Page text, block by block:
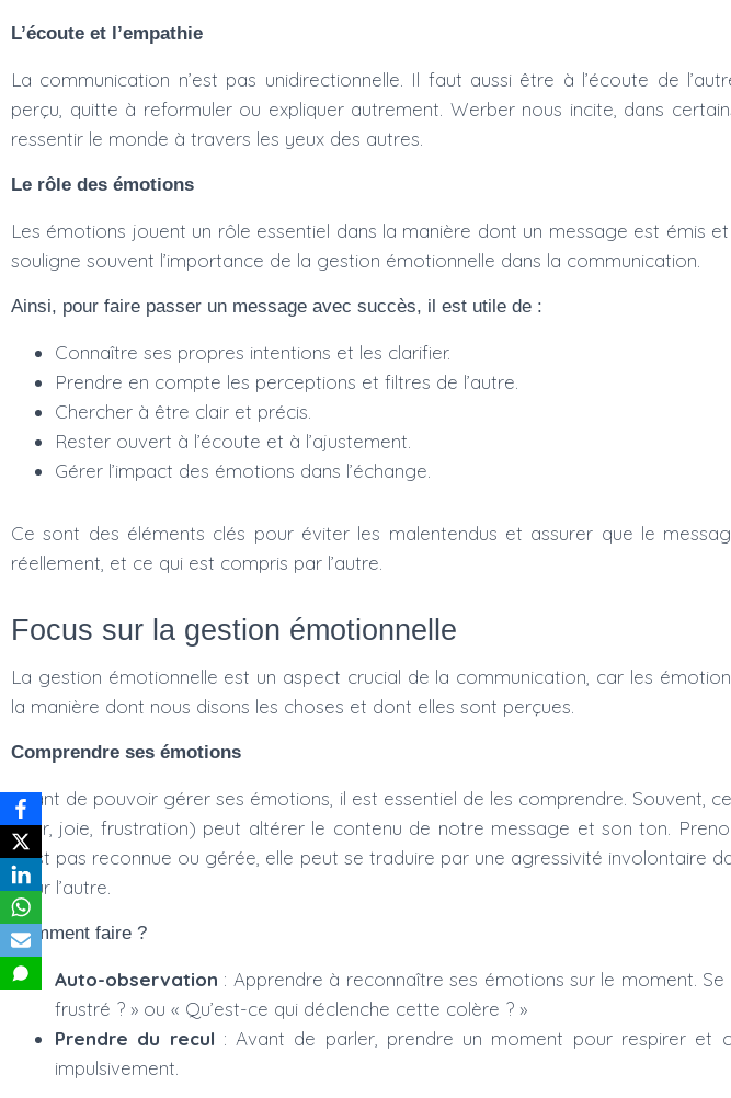
L’écoute et l’empathie
La communication n’est pas unidirectionnelle. Il faut aussi être à l’écoute de
perçu, quitte à reformuler ou expliquer autrement. Werber nous incite, dans
ressentir le monde à travers les yeux des autres.
Le rôle des émotions
Les émotions jouent un rôle essentiel dans la manière dont un message est émis
souligne souvent l’importance de la gestion émotionnelle dans la communication.
Ainsi, pour faire passer un message avec succès, il est utile de :
Connaître ses propres intentions et les clarifier.
Prendre en compte les perceptions et filtres de l’autre.
Chercher à être clair et précis.
Rester ouvert à l’écoute et à l’ajustement.
Gérer l’impact des émotions dans l’échange.
Ce sont des éléments clés pour éviter les malentendus et assurer que le
réellement, et ce qui est compris par l’autre.
Focus sur la gestion émotionnelle
La gestion émotionnelle est un aspect crucial de la communication, car les
la manière dont nous disons les choses et dont elles sont perçues.
Comprendre ses émotions
Avant de pouvoir gérer ses émotions, il est essentiel de les comprendre. Souvent,
peur, joie, frustration) peut altérer le contenu de notre message et son ton.
n’est pas reconnue ou gérée, elle peut se traduire par une agressivité involontaire
pour l’autre.
Comment faire ?
Auto-observation : Apprendre à reconnaître ses émotions sur le moment.
frustré ? » ou « Qu’est-ce qui déclenche cette colère ? »
Prendre du recul : Avant de parler, prendre un moment pour respirer et
impulsivement.